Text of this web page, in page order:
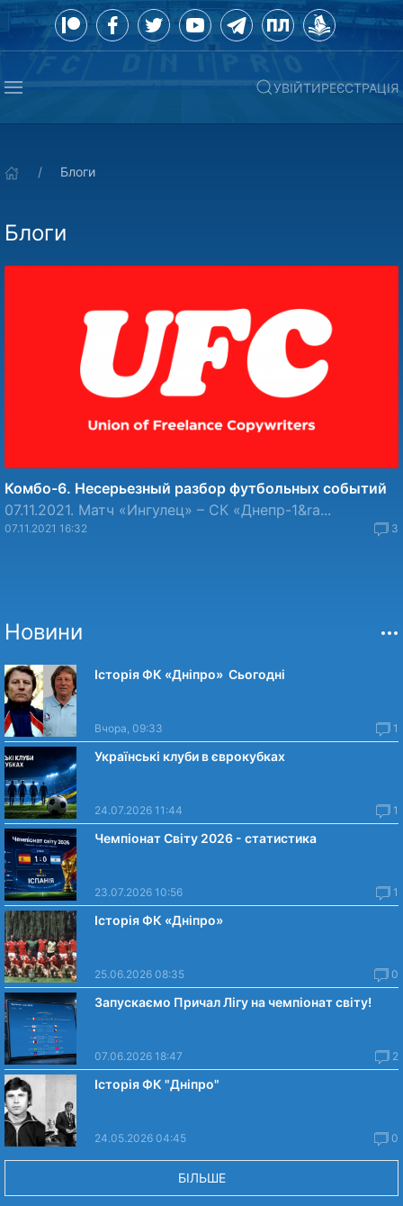
УВІЙТИРЕЄСТРАЦІЯ
Блоги
Блоги
Комбо-6. Несерьезный разбор футбольных событий
07.11.2021. Матч «Ингулец» – СК «Днепр-1&ra...
07.11.2021 16:32 3
Новини
Історія ФК «Дніпро» Сьогодні
Вчора, 09:33 1
Українські клуби в єврокубках
24.07.2026 11:44 1
Чемпіонат Світу 2026 - статистика
23.07.2026 10:56 1
Історія ФК «Дніпро»
25.06.2026 08:35 0
Запускаємо Причал Лігу на чемпіонат світу!
07.06.2026 18:47 2
Історія ФК "Дніпро"
24.05.2026 04:45 0
БІЛЬШЕ